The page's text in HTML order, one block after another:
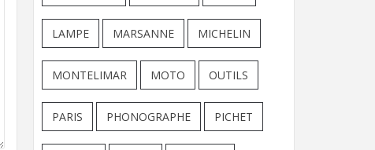
LAMPE MARSANNE MICHELIN
MONTELIMAR MOTO OUTILS
PARIS PHONOGRAPHE PICHET